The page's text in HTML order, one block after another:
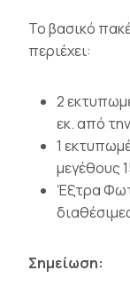
Το βασικό
περιέχει:
2
εκ. από
1
μεγέθους
Έξτρα
Σημείωση: